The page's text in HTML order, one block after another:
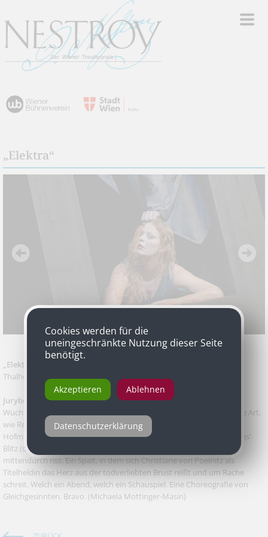
„Elektra“
„Elektra“
Thalheimer
Jurybegründung
Wuchtig ist das Wort, das an dieser Inszenierung alles beschreibt. Die Art,
wie Regisseur Michael Thalheimer am Burgtheater Hugo von
Hofmannsthals Drama auf die Essenz verdichtete. Die Weise, wie Zeus’
Blitz (oder war es doch Bühnenbildner Olaf Altmann?) die Bühne
mittendurch riss. Ein Spalt, in dem sich Christiane von Poelnitz als
Titelheldin das Herz aus der todverliebten Brust reißt und um Rache
schreit. Welch ein Abend, welch ein Schauspiel. Eine Choreografie von
Gleichgesinnten. Bravo. (Michaela Mottinger-Masin)
Cookies werden für die
uneingeschränkte Nutzung dieser Seite
benötigt.
Akzeptieren Ablehnen
Datenschutzerklärung